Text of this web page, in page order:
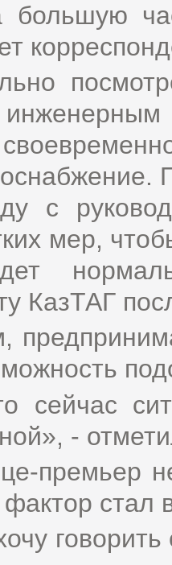
большую
с
мер,
КазТАГ
сейчас
-
премьер
стал